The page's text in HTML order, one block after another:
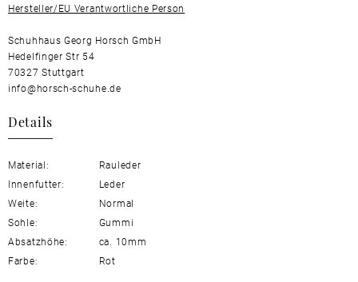
Hersteller/EU Verantwortliche Person
Schuhhaus Georg Horsch GmbH
Hedelfinger Str 54
70327 Stuttgart
info@horsch-schuhe.de
Details
Material:
Rauleder
Innenfutter:
Leder
Weite:
Normal
Sohle:
Gummi
Absatzhöhe:
ca. 10mm
Farbe:
Rot